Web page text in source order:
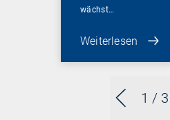
1 / 3
wächst…
Weiterlesen